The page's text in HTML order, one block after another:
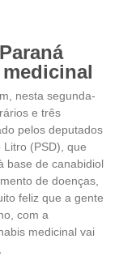
nesta segunda-
e três
pelos deputados
(PSD), que
base de canabidiol
de doenças,
feliz que a gente
com a
medicinal vai